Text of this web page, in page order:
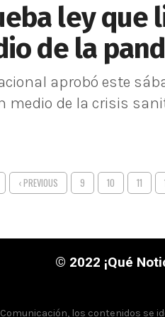
ley que
de la
aprobó este
de la crisis
‹ PREVIOUS 9 10 11
© 2022 ¡Qué
Comunicación, los contenidos